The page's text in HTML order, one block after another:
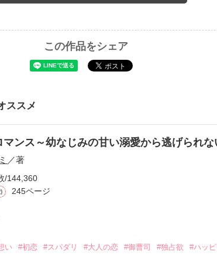
この作品をシェア
ススメ
マンス～幼なじみの甘い溺愛から逃げられな
／著
/144,360
245ページ
い #初恋 #スパダリ #大人の恋 #御曹司 #独占欲 #ハッ